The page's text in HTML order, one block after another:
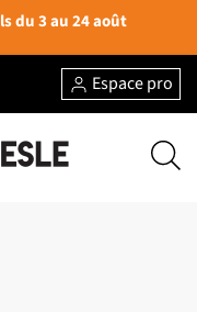
du 3 au 24 août
Espace pro